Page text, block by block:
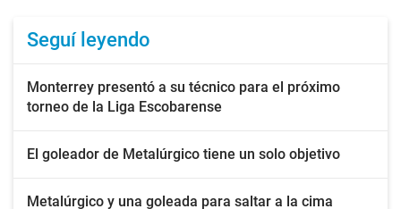
Seguí leyendo
Monterrey presentó a su técnico para el próximo
torneo de la Liga Escobarense
El goleador de Metalúrgico tiene un solo objetivo
Metalúrgico y una goleada para saltar a la cima